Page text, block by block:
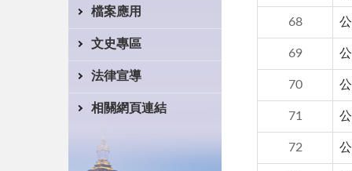
檔案應用
文史專區
法律宣導
相關網頁連結
68
69
70
71
72